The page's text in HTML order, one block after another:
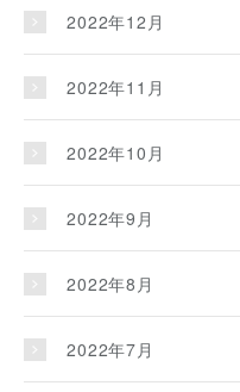
2022年12月
2022年11月
2022年10月
2022年9月
2022年8月
2022年7月